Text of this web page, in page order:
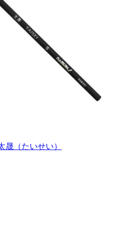
晟（たいせい）